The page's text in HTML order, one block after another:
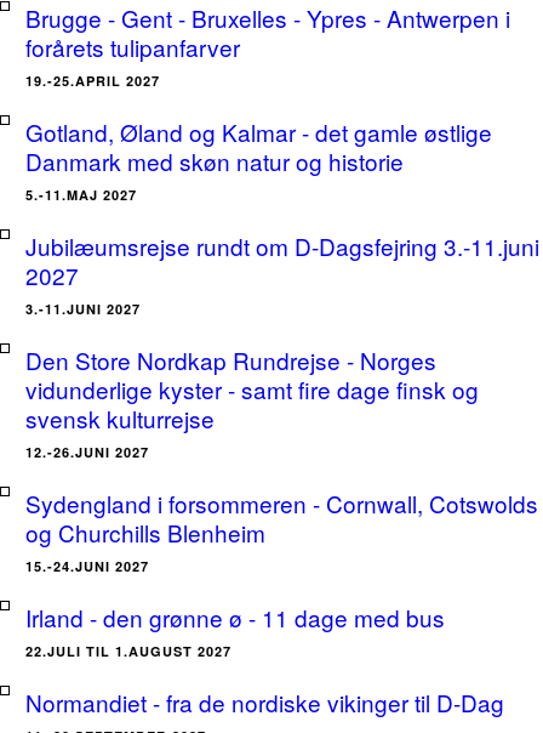
Brugge - Gent - Bruxelles - Ypres - Antwerpen i
forårets tulipanfarver
19.-25.APRIL 2027
Gotland, Øland og Kalmar - det gamle østlige
Danmark med skøn natur og historie
5.-11.MAJ 2027
Jubilæumsrejse rundt om D-Dagsfejring 3.-11.juni
2027
3.-11.JUNI 2027
Den Store Nordkap Rundrejse - Norges
vidunderlige kyster - samt fire dage finsk og
svensk kulturrejse
12.-26.JUNI 2027
Sydengland i forsommeren - Cornwall, Cotswolds
og Churchills Blenheim
15.-24.JUNI 2027
Irland - den grønne ø - 11 dage med bus
22.JULI TIL 1.AUGUST 2027
Normandiet - fra de nordiske vikinger til D-Dag